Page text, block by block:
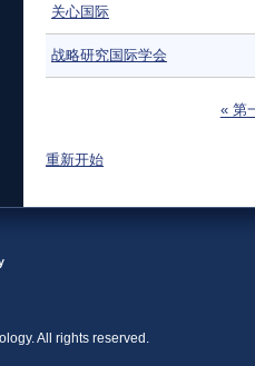
关心国际
战略研究国际学会
« 第
重新开始
All rights reserved.